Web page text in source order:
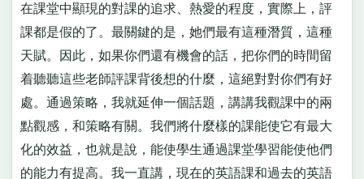
在課堂中顯現的對課的追求、熱愛的程度，實際上，評
課都是假的了。最關鍵的是，她們最有這種潛質，這種
天賦。因此，如果你們還有機會的話，把你們的時間留
着聽聽這些老師評課背後想的什麼，這絕對對你們有好
處。通過策略，我就延伸一個話題，講講我觀課中的兩
點觀感，和策略有關。我們將什麼樣的課能使它有最大
化的效益，也就是說，能使學生通過課堂學習能使他們
的能力有提高。我一直講，現在的英語課和過去的英語